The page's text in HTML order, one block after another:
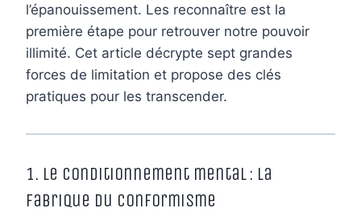
l’épanouissement. Les reconnaître est la
première étape pour retrouver notre pouvoir
illimité. Cet article décrypte sept grandes
forces de limitation et propose des clés
pratiques pour les transcender.
1. Le conditionnement mental : la
fabrique du conformisme